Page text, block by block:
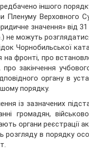
іншого
Пленуму Верховного
значення» від
не можуть
Чорнобильської
фронті, про
про закінчення
органу в
порядку.
із зазначених
громадян,
органи реєстрації
розгляду в порядку